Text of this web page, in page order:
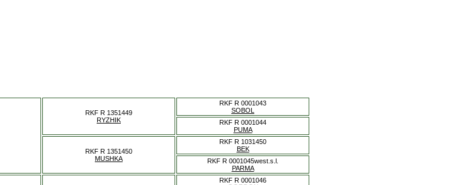
RKF R 1351449
RYZHIK
RKF R 0001043
SOBOL
RKF R 0001044
PUMA
RKF R 1351450
MUSHKA
RKF R 1031450
BEK
RKF R 0001045west.s.l.
PARMA
RKF R 0001046